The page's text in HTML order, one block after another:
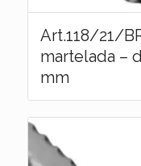
Art.118/21/
martelada –
mm